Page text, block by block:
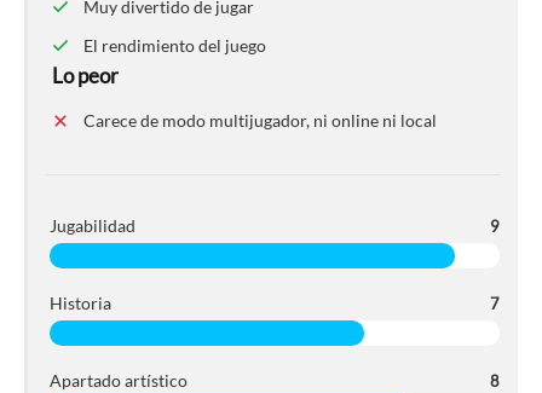
Muy divertido de jugar
El rendimiento del juego
Lo peor
Carece de modo multijugador, ni online ni local
Jugabilidad 9
Historia 7
Apartado artístico 8